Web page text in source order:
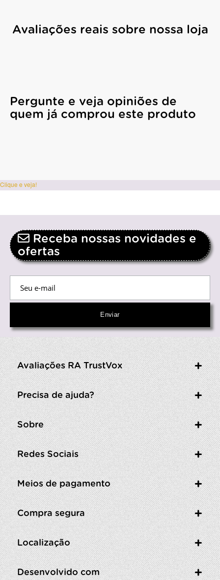
Avaliações reais sobre nossa loja
Pergunte e veja opiniões de
quem já comprou este produto
Clique e veja!
Receba nossas novidades e
ofertas
Avaliações RA TrustVox
Precisa de ajuda?
Sobre
Redes Sociais
Meios de pagamento
Compra segura
Localização
Desenvolvido com